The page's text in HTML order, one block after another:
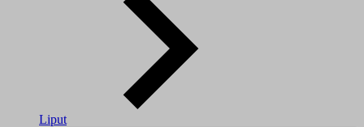
Liput